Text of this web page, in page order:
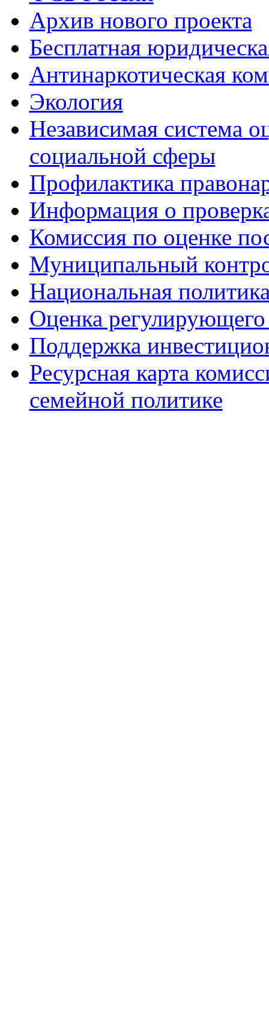
Архив нового проекта
Бесплатная
Антинаркотическая
Экология
Независимая система
социальной сферы
Профилактика
Информация о
Комиссия по оценке
Муниципальный
Национальная
Оценка регулирующего
Поддержка
Ресурсная карта
семейной политике